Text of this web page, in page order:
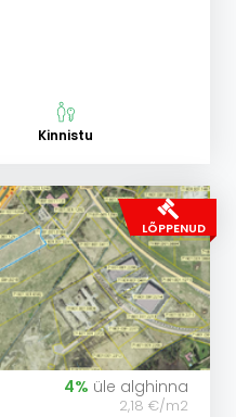
Kinnistu
LÕPPENUD
4% üle alghinna
2,18 €/m2